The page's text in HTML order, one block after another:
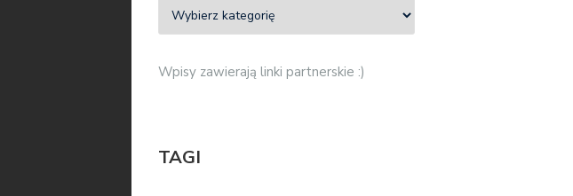
Wpisy zawierają linki partnerskie :)
TAGI